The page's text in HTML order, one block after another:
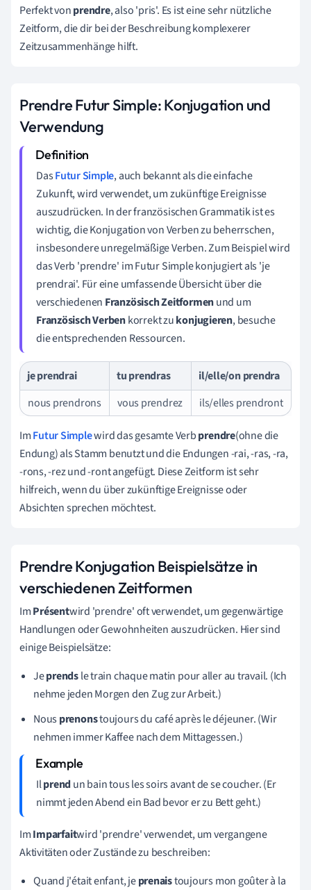
Perfekt vonprendre, also 'pris'. Es ist eine sehr nützliche
Zeitform, die dir bei der Beschreibung komplexerer
Zeitzusammenhänge hilft.
Prendre Futur Simple: Konjugation und
Verwendung
DasFutur Simple, auch bekannt als die einfache
Zukunft, wird verwendet, um zukünftige Ereignisse
auszudrücken. In der französischen Grammatik ist es
wichtig, die Konjugation von Verben zu beherrschen,
insbesondere unregelmäßige Verben. Zum Beispiel wird
das Verb 'prendre' im Futur Simple konjugiert als 'je
prendrai'. Für eine umfassende Übersicht über die
verschiedenen Französisch Zeitformenund um
Französisch Verbenkorrekt zukonjugieren, besuche
die entsprechenden Ressourcen.
je prendrai tu prendras
il/elle/on prendra
nous prendrons
vous prendrez ils/elles prendront
ImFutur Simplewird das gesamte Verbprendre(ohne die
Endung) als Stamm benutzt und die Endungen -rai, -ras, -ra,
-rons, -rez und -ront angefügt. Diese Zeitform ist sehr
hilfreich, wenn du über zukünftige Ereignisse oder
Absichten sprechen möchtest.
Prendre Konjugation Beispielsätze in
verschiedenen Zeitformen
ImPrésentwird 'prendre' oft verwendet, um gegenwärtige
Handlungen oder Gewohnheiten auszudrücken. Hier sind
einige Beispielsätze:
Jeprendsle train chaque matin pour aller au travail. (Ich
nehme jeden Morgen den Zug zur Arbeit.)
Nousprenonstoujours du café après le déjeuner. (Wir
nehmen immer Kaffee nach dem Mittagessen.)
Ilprendun bain tous les soirs avant de se coucher. (Er
nimmt jeden Abend ein Bad bevor er zu Bett geht.)
ImImparfaitwird 'prendre' verwendet, um vergangene
Aktivitäten oder Zustände zu beschreiben:
Quand j'était enfant, jeprenaistoujours mon goûter à la